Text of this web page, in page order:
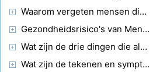
Waarom vergeten mensen die alcohol misbruiken dingen?
Gezondheidsrisico's van Menthol
Wat zijn de drie dingen die alcohol beïnvloedt?
Wat zijn de tekenen en symptomen van Long - Term Alcohol Abuse